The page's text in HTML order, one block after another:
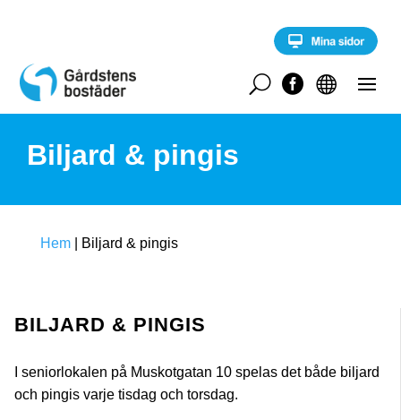
c
n


U
Biljard & pingis
Hem Biljard & pingis
BILJARD & PINGIS
I seniorlokalen på Muskotgatan 10 spelas det både biljard
och pingis varje tisdag och torsdag.